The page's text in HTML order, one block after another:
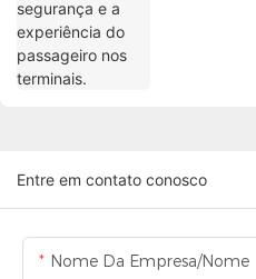
Entre em contato conosco
Nome Da Empresa/Nome